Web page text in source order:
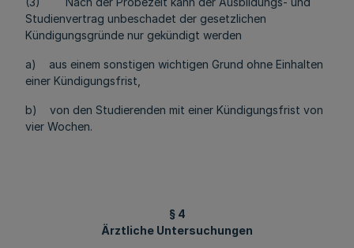
Studienvertrag unbeschadet der gesetzlichen
Kündigungsgründe nur gekündigt werden
a) aus einem sonstigen wichtigen Grund ohne Einhalten
einer Kündigungsfrist,
b) von den Studierenden mit einer Kündigungsfrist von
vier Wochen.
§ 4
Ärztliche Untersuchungen